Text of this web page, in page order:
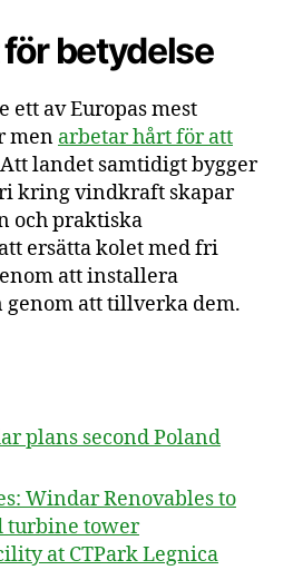
betydelse
ett av Europas mest
men arbetar hårt för att
landet samtidigt bygger
kring vindkraft skapar
och praktiska
ersätta kolet med fri
att installera
att tillverka dem.
plans second Poland
Windar Renovables to
turbine tower
at CTPark Legnica